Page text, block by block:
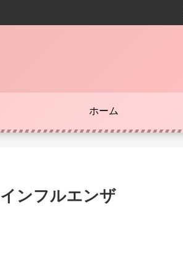
ホーム
インフルエンザ